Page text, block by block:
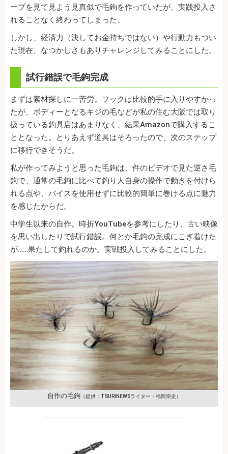
ープを見て見よう見真似で毛鉤を作っていたが、実践投入さ
れることなく終わってしまった。
しかし、経済力（決してお金持ちではない）や行動力もつい
た現在、なつかしさもありチャレンジしてみることにした。
試行錯誤で毛鉤完成
まずは素材探しに一苦労。フックは比較的手に入りやすかっ
たが、ボディーとなるキジの毛などが私の住む大阪では取り
扱っている釣具店はあまりなく、結果Amazonで購入するこ
ととなった。とりあえず道具はそろったので、次のステップ
に移行できそうだ。
私が作ってみようと思った毛鉤は、件のビデオで見た逆さ毛
鉤で、通常の毛鉤に比べて釣り人自身の操作で動きを付けら
れる点や、バイスを使用せずに比較的簡単に巻ける点に魅力
を感じたからだ。
中学生以来の自作。時折YouTubeを参考にしたり、古い映像
を思い出したりで試行錯誤。何とか毛鉤の完成にこぎ着けた
が……果たして釣れるのか。実戦投入してみることにした。
自作の毛鉤 （提供：TSURINEWSライター・福岡崇史）